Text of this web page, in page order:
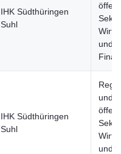
IHK Südthüringen
Suhl
und
IHK Südthüringen
Suhl
und
und